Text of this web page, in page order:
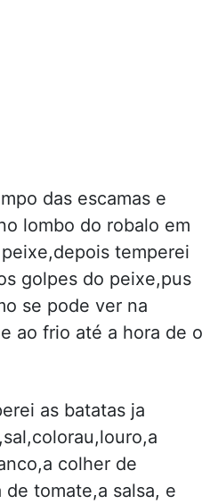
das escamas e
lombo do robalo em
temperei
golpes do peixe,pus
se pode ver na
ao frio até a hora de o
as batatas ja
colher de
tomate,a salsa, e